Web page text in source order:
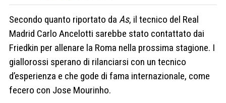
Secondo quanto riportato da As, il tecnico del Real
Madrid Carlo Ancelotti sarebbe stato contattato dai
Friedkin per allenare la Roma nella prossima stagione. I
giallorossi sperano di rilanciarsi con un tecnico
d’esperienza e che gode di fama internazionale, come
fecero con Jose Mourinho.